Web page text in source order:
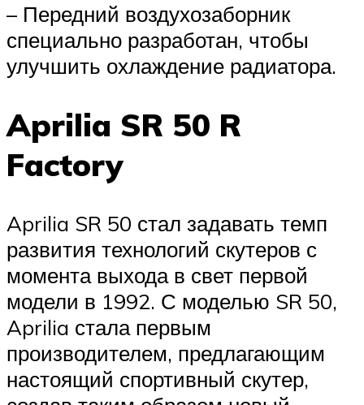
– Передний воздухозаборник
специально разработан, чтобы
улучшить охлаждение радиатора.
Aprilia SR 50 R
Factory
Aprilia SR 50 стал задавать темп
развития технологий скутеров с
момента выхода в свет первой
модели в 1992. С моделью SR 50,
Aprilia стала первым
производителем, предлагающим
настоящий спортивный скутер,